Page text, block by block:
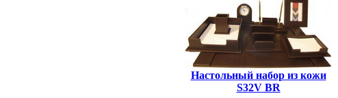
Настольный набор из кожи
S32V BR